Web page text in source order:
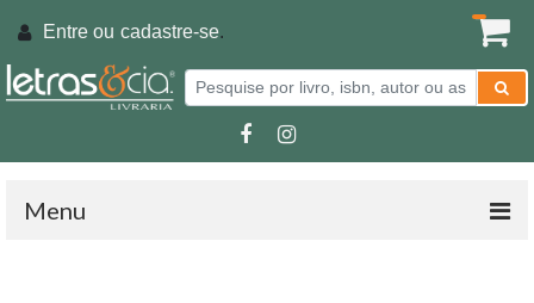
Entre ou cadastre-se.
Menu